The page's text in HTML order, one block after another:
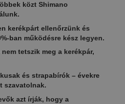
közt Shimano
kerékpárt ellenőrzünk és
ban működésre kész legyen.
tetszik meg a kerékpár,
és strapabírók – évekre
szavatolnak.
azt írják, hogy a